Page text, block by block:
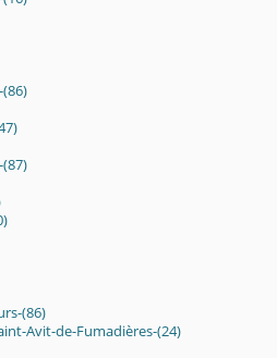
(86)
Avit-de-Fumadières-(24)